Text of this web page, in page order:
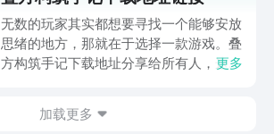
高，无论是先进前卫的背景设定，还是紧
张有趣的战斗玩法，都吸引着不少同学的
关注，你是否也想要提前进行预约，方便
无数的玩家其实都想要寻找一个能够安放
思绪的地方，那就在于选择一款游戏。叠
方构筑手记下载地址分享给所有人，这一
情。如果大家想要下载这款游戏，其实方
更多
加载更多